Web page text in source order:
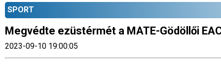
SPORT
Megvédte ezüstérmét a MATE-Gödöllői
2023-09-10 19:00:05